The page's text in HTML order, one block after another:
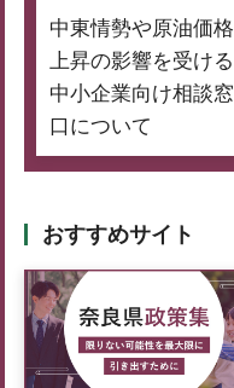
中東情勢や原油価格
上昇の影響を受ける
中小企業向け相談窓
口について
おすすめサイト